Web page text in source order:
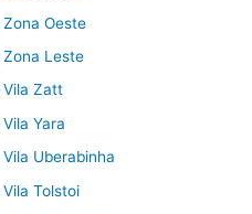
Oeste
Leste
Vila Zatt
Yara
Uberabinha
Tolstoi